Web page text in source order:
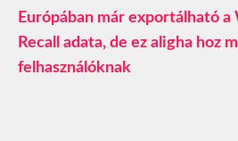
Európában már exportálható
Recall adata, de ez aligha hoz
felhasználóknak